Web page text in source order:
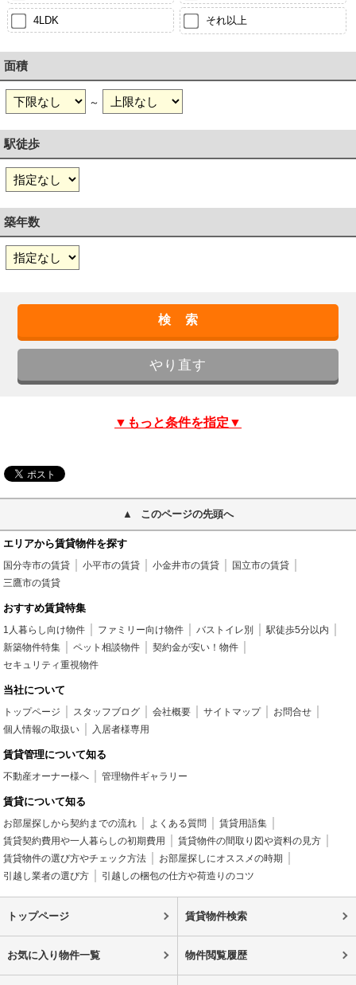
4LDK それ以上
面積
～
駅徒歩
築年数
▼もっと条件を指定▼
このページの先頭へ
エリアから賃貸物件を探す
国分寺市の賃貸 小平市の賃貸 小金井市の賃貸
国立市の賃貸
三鷹市の賃貸
おすすめ賃貸特集
1人暮らし向け物件 ファミリー向け物件 バストイレ別
駅徒歩5分以内
新築物件特集
ペット相談物件
契約金が安い！物件
セキュリティ重視物件
当社について
トップページ スタッフブログ 会社概要 サイトマップ
お問合せ
個人情報の取扱い
入居者様専用
賃貸管理について知る
不動産オーナー様へ 管理物件ギャラリー
賃貸について知る
お部屋探しから契約までの流れ よくある質問
賃貸用語集
賃貸契約費用や一人暮らしの初期費用
賃貸物件の間取り図や資料の見方
賃貸物件の選び方やチェック方法
お部屋探しにオススメの時期
引越し業者の選び方
引越しの梱包の仕方や荷造りのコツ
トップページ 賃貸物件検索
お気に入り物件一覧 物件閲覧履歴